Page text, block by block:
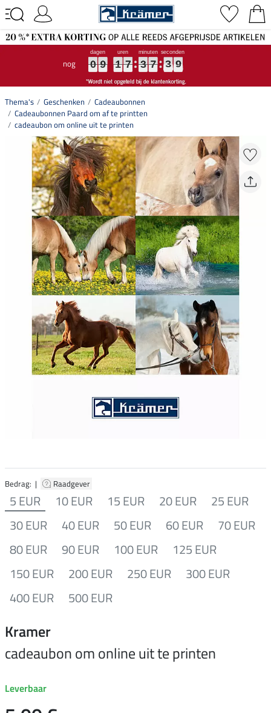
nog 0
0
0
0 9
9
9
9 1
1
1
1 7
7
7
7 3
3
3
3 7
7
7
7 3
3
3
3 9
9
9
9
Thema's Geschenken
Cadeaubonnen
Cadeaubonnen Paard om af te printten
cadeaubon om online uit te printen
Bedrag: | Raadgever
5 EUR 10 EUR 15 EUR 20 EUR
25 EUR
30 EUR
40 EUR 50 EUR 60 EUR
70 EUR
80 EUR
90 EUR 100 EUR
125 EUR
150 EUR
200 EUR 250 EUR
300 EUR
400 EUR
500 EUR
Kramer
cadeaubon om online uit te printen
Leverbaar